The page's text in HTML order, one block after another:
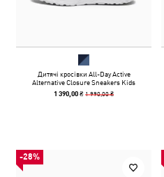
Дитячі кросівки All-Day Active
Alternative Closure Sneakers Kids
1 390,00 ₴1 990,00 ₴
-28%